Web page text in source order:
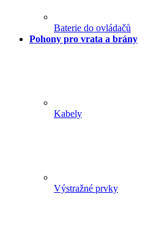
Baterie do ovládačů
Pohony pro vrata a brány
Kabely
Výstražné prvky